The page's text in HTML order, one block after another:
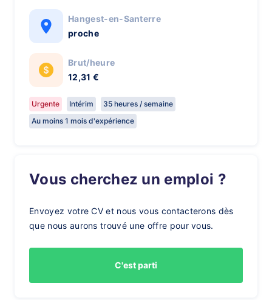
Hangest-en-Santerre
proche
Brut/heure
12,31 €
Urgente Intérim
35 heures / semaine
Au moins 1 mois d'expérience
Vous cherchez un emploi ?
Envoyez votre CV et nous vous contacterons dès
que nous aurons trouvé une offre pour vous.
C'est parti